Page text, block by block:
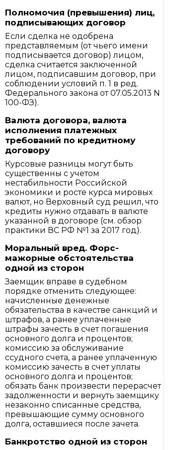
Полномочия (превышения) лиц,
подписывающих договор
Если сделка не одобрена
представляемым (от чьего имени
подписывается договор) лицом,
сделка считается заключенной
лицом, подписавшим договор, при
соблюдении условий п. 1 в ред.
Федерального закона от 07.05.2013 N
100-ФЗ).
Валюта договора, валюта
исполнения платежных
требований по кредитному
договору
Курсовые разницы могут быть
существенны с учетом
нестабильности Российской
экономики и росте курса мировых
валют, но Верховный суд решил, что
кредиты нужно отдавать в валюте
указанной в договоре (см. обзор
практики ВС РФ №1 за 2017 год).
Моральный вред. Форс-
мажорные обстоятельства
одной из сторон
Заемщик вправе в судебном
порядке отменить следующее:
начисленные денежные
обязательства в качестве санкций и
штрафов, а ранее уплаченные
штрафы зачесть в счет погашения
основного долга и процентов;
комиссию за обслуживание
ссудного счета, а ранее уплаченную
комиссию зачесть в счет уплаты
основного долга и процентов;
обязать банк произвести перерасчет
задолженности и вернуть заемщику
незаконно списанные средства,
превышающие сумму основного
долга, оставшиеся после зачета.
Банкротство одной из сторон